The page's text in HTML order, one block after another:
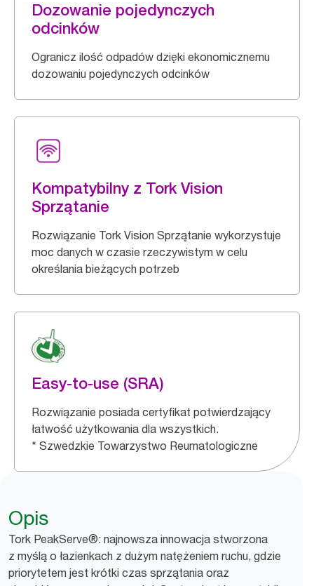
Dozowanie pojedynczych
odcinków
Ogranicz ilość odpadów dzięki ekonomicznemu
dozowaniu pojedynczych odcinków
Kompatybilny z Tork Vision
Sprzątanie
Rozwiązanie Tork Vision Sprzątanie wykorzystuje
moc danych w czasie rzeczywistym w celu
określania bieżących potrzeb
Easy-to-use (SRA)
Rozwiązanie posiada certyfikat potwierdzający
łatwość użytkowania dla wszystkich.
* Szwedzkie Towarzystwo Reumatologiczne
Opis
Tork PeakServe®: najnowsza innowacja stworzona
z myślą o łazienkach z dużym natężeniem ruchu, gdzie
priorytetem jest krótki czas sprzątania oraz